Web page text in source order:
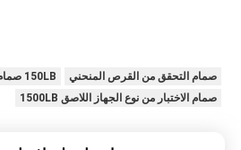
صمام التحقق من القرص المنحني
150LB صمام الاختبار المزدوج
صمام الاختبار من نوع الجهاز اللاصق 1500LB